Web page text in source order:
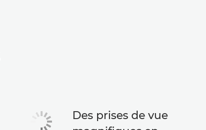
Des prises de vue